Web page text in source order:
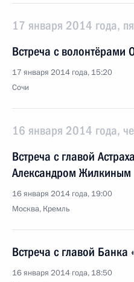
17 января 2014 года,
Встреча с
17 января 2014 года, 15:20
Сочи
16 января 2014 года,
Встреча с главой
Александром Жилкиным
16 января 2014 года, 19:00
Москва, Кремль
Встреча с главой
16 января 2014 года, 18:50